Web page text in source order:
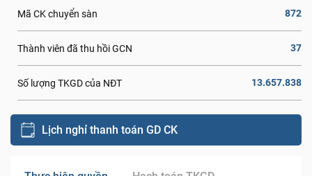
Mã CK chuyển sàn 872
Thành viên đã thu hồi GCN 37
Số lượng TKGD của NĐT 13.657.838
Lịch nghỉ thanh toán GD CK